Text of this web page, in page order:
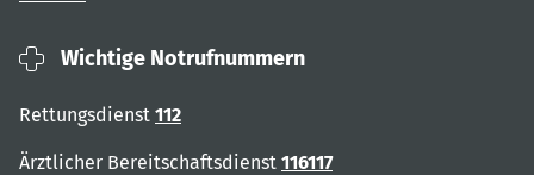
Wichtige Notrufnummern
Rettungsdienst 112
Ärztlicher Bereitschaftsdienst 116117